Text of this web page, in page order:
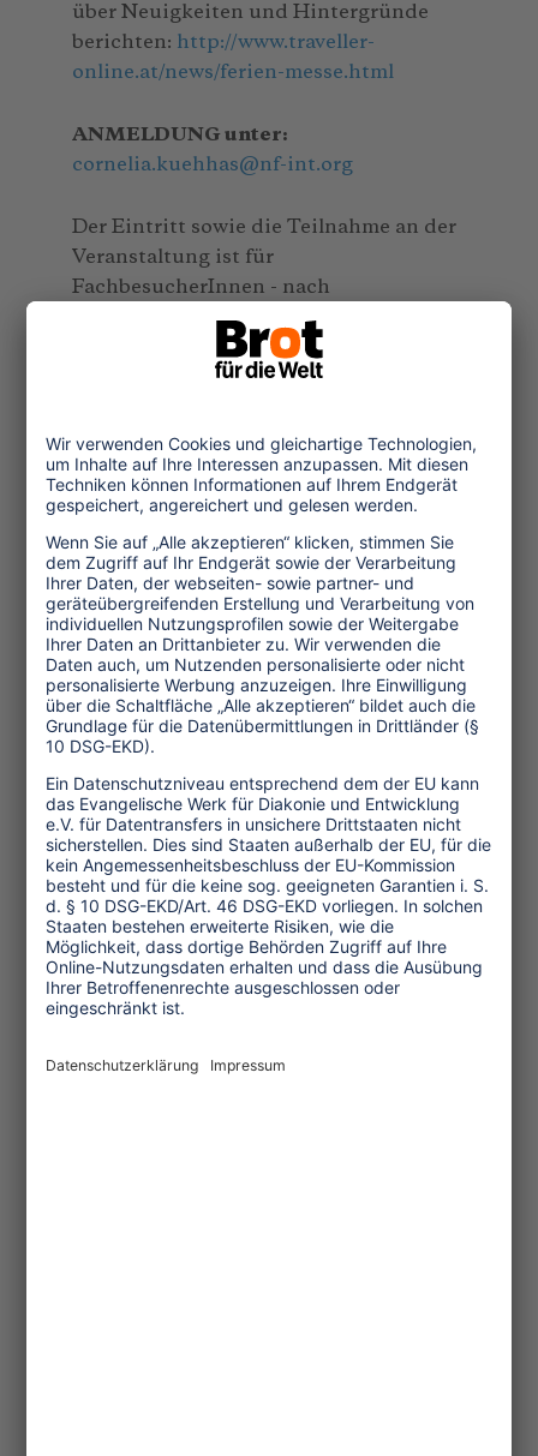
über Neuigkeiten und Hintergründe
berichten: http://www.traveller-
online.at/news/ferien-messe.html
ANMELDUNG unter:
cornelia.kuehhas@nf-int.org
Der Eintritt sowie die Teilnahme an der
Veranstaltung ist für
FachbesucherInnen - nach
Registrierung! - gratis.
Anmeldeschluss: 12.1.2015
Themen
Tourismuspolitik
Kultur und Religion
Umwelt und Klima
Wirtschaft
Menschenrechte
Unternehmensverantwortung
Service und Tipps